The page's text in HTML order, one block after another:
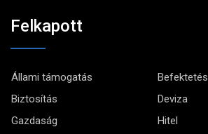
Felkapott
Állami támogatás
Befektetés
Biztosítás
Deviza
Gazdaság
Hitel